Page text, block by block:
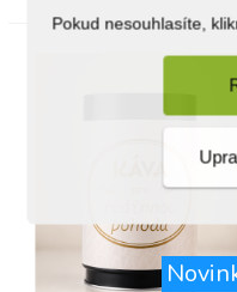
Pokud nesouhlasíte,